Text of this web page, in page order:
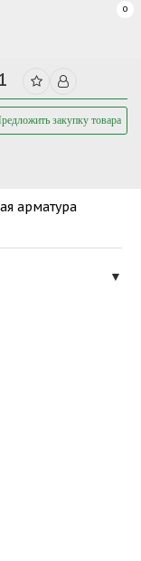
0
закупку товара
арматура
▼